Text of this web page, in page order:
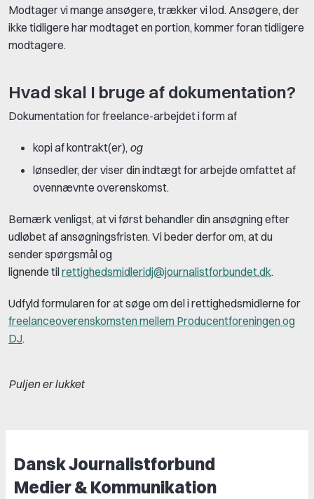
Modtager vi mange ansøgere, trækker vi lod. Ansøgere, der
ikke tidligere har modtaget en portion, kommer foran tidligere
modtagere.
Hvad skal I bruge af dokumentation?
Dokumentation for freelance-arbejdet i form af
kopi af kontrakt(er), og
lønsedler, der viser din indtægt for arbejde omfattet af
ovennævnte overenskomst.
Bemærk venligst, at vi først behandler din ansøgning efter
udløbet af ansøgningsfristen. Vi beder derfor om, at du
sender spørgsmål og
lignende tilrettighedsmidleridj@journalistforbundet.dk.
Udfyld formularen for at søge om del i rettighedsmidlerne for
freelanceoverenskomsten mellem Producentforeningen og
DJ.
Puljen er lukket
Dansk Journalistforbund
Medier & Kommunikation